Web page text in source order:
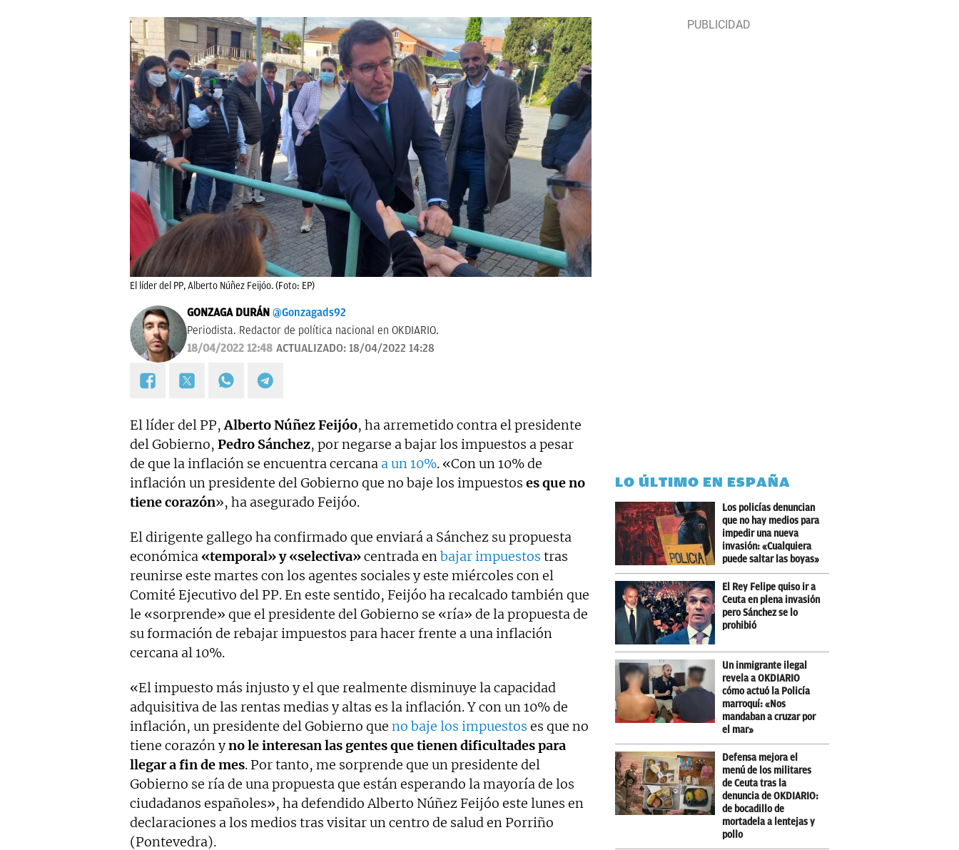
El líder del PP, Alberto Núñez Feijóo. (Foto: EP)
GONZAGA DURÁN @Gonzagads92
Periodista. Redactor de política nacional en OKDIARIO.
18/04/2022 12:48 ACTUALIZADO: 18/04/2022 14:28
El líder del PP,Alberto Núñez Feijóo, ha arremetido contra el presidente
del Gobierno, Pedro Sánchez, por negarse a bajar los impuestos a pesar
de que la inflación se encuentra cercana a un 10%. «Con un 10% de
inflación un presidente del Gobierno que no baje los impuestos es que no
tiene corazón», ha asegurado Feijóo.
El dirigente gallego ha confirmado que enviará a Sánchez su propuesta
económica «temporal» y «selectiva»centrada enbajar impuestos tras
reunirse este martes con los agentes sociales y este miércoles con el
Comité Ejecutivo del PP. En este sentido, Feijóo ha recalcado también que
le «sorprende» que el presidente del Gobierno se «ría» de la propuesta de
su formación de rebajar impuestos para hacer frente a una inflación
cercana al 10%.
«El impuesto más injusto y el que realmente disminuye la capacidad
adquisitiva de las rentas medias y altas es la inflación. Y con un 10% de
inflación, un presidente del Gobierno que no baje los impuestos es que no
tiene corazón yno le interesan las gentes que tienen dificultades para
llegar a fin de mes. Por tanto, me sorprende que un presidente del
Gobierno se ría de una propuesta que están esperando la mayoría de los
ciudadanos españoles», ha defendido Alberto Núñez Feijóo este lunes en
declaraciones a los medios tras visitar un centro de salud en Porriño
(Pontevedra).
LO ÚLTIMO EN ESPAÑA
Los policías denuncian
que no hay medios para
impedir una nueva
invasión: «Cualquiera
puede saltar las boyas»
El Rey Felipe quiso ir a
Ceuta en plena invasión
pero Sánchez se lo
prohibió
Un inmigrante ilegal
revela a OKDIARIO
cómo actuó la Policía
marroquí: «Nos
mandaban a cruzar por
el mar»
Defensa mejora el
menú de los militares
de Ceuta tras la
denuncia de OKDIARIO:
de bocadillo de
mortadela a lentejas y
pollo